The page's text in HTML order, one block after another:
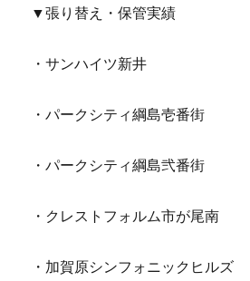
▼張り替え・保管実績
・サンハイツ新井
・パークシティ綱島壱番街
・パークシティ綱島弐番街
・クレストフォルム市が尾南
・加賀原シンフォニックヒルズ